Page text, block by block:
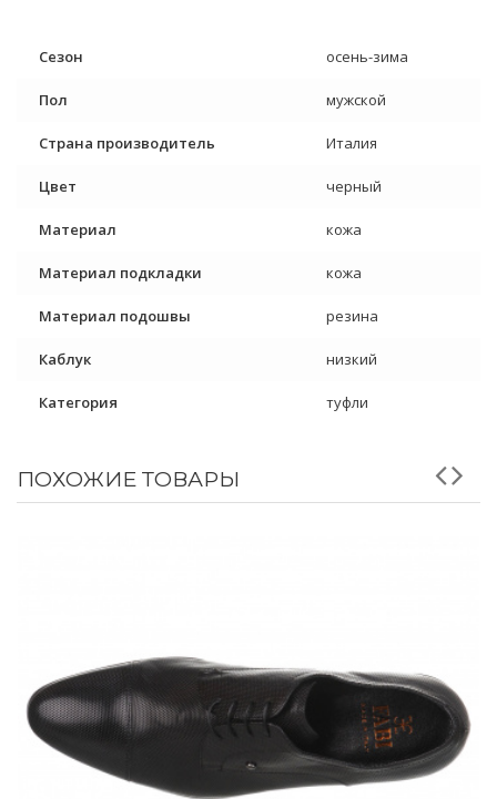
Сезон осень-зима
Пол мужской
Страна производитель Италия
Цвет черный
Материал кожа
Материал подкладки кожа
Материал подошвы резина
Каблук низкий
Категория туфли
ПОХОЖИЕ ТОВАРЫ